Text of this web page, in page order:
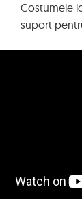
Costumele
suport